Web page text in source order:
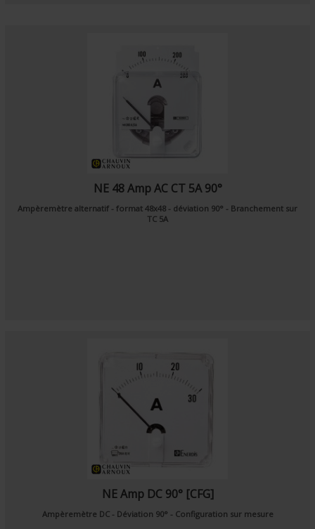
NE 48 Amp AC CT 5A 90°
Ampèremètre alternatif - format 48x48 - déviation 90° - Branchement sur
TC 5A
NE Amp DC 90° [CFG]
Ampèremètre DC - Déviation 90° - Configuration sur mesure